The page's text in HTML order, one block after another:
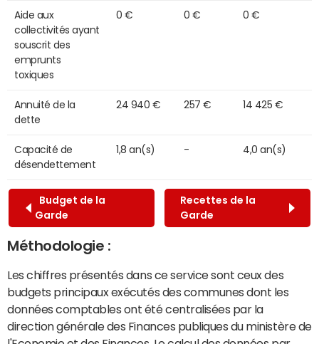
Aide aux
collectivités ayant
souscrit des
emprunts
toxiques
0 € 0 € 0 €
Annuité de la
dette
24 940 € 257 € 14 425 €
Capacité de
désendettement
1,8 an(s) - 4,0 an(s)
Budget de la
Garde
Recettes de la
Garde
Méthodologie :
Les chiffres présentés dans ce service sont ceux des
budgets principaux exécutés des communes dont les
données comptables ont été centralisées par la
direction générale des Finances publiques du ministère de